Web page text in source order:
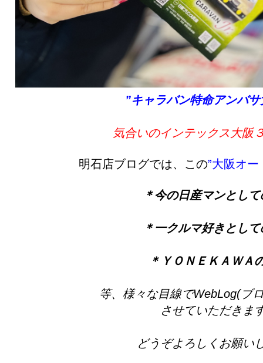
”キャラバン特命アンバサ
気合いのインテックス大阪
明石店ブログでは、この”大阪オー
＊今の日産マンとし
＊一クルマ好きとし
＊ＹＯＮＥＫＡＷＡ
等、様々な目線でWebLog(ブ
させていただきま
どうぞよろしくお願い